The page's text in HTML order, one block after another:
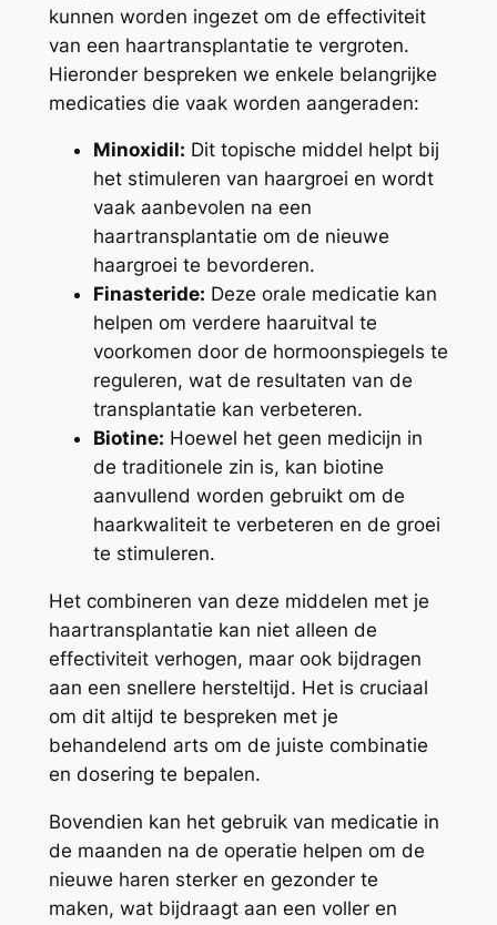
kunnen worden ingezet om de effectiviteit
van een haartransplantatie te vergroten.
Hieronder bespreken we enkele belangrijke
medicaties die vaak worden aangeraden:
Minoxidil: Dit topische middel helpt bij
het stimuleren van haargroei en wordt
vaak aanbevolen na een
haartransplantatie om de nieuwe
haargroei te bevorderen.
Finasteride: Deze orale medicatie kan
helpen om verdere haaruitval te
voorkomen door de hormoonspiegels te
reguleren, wat de resultaten van de
transplantatie kan verbeteren.
Biotine: Hoewel het geen medicijn in
de traditionele zin is, kan biotine
aanvullend worden gebruikt om de
haarkwaliteit te verbeteren en de groei
te stimuleren.
Het combineren van deze middelen met je
haartransplantatie kan niet alleen de
effectiviteit verhogen, maar ook bijdragen
aan een snellere hersteltijd. Het is cruciaal
om dit altijd te bespreken met je
behandelend arts om de juiste combinatie
en dosering te bepalen.
Bovendien kan het gebruik van medicatie in
de maanden na de operatie helpen om de
nieuwe haren sterker en gezonder te
maken, wat bijdraagt aan een voller en